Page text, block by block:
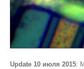
Update 10 июля 2015: